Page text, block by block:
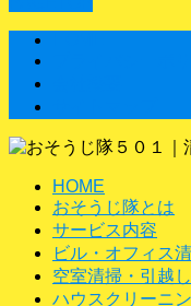
HOME
おそうじ隊とは
サービス内容
ビル・オフィス
空室清掃・引越
ハウスクリーニ